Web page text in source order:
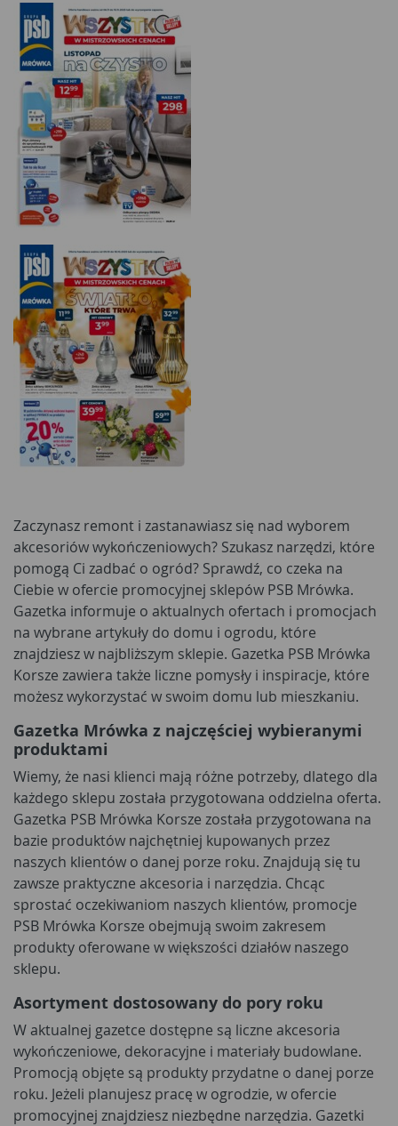
Zaczynasz remont i zastanawiasz się nad wyborem
akcesoriów wykończeniowych? Szukasz narzędzi, które
pomogą Ci zadbać o ogród? Sprawdź, co czeka na
Ciebie w ofercie promocyjnej sklepów PSB Mrówka.
Gazetka informuje o aktualnych ofertach i promocjach
na wybrane artykuły do domu i ogrodu, które
znajdziesz w najbliższym sklepie. Gazetka PSB Mrówka
Korsze zawiera także liczne pomysły i inspiracje, które
możesz wykorzystać w swoim domu lub mieszkaniu.
Gazetka Mrówka z najczęściej wybieranymi
produktami
Wiemy, że nasi klienci mają różne potrzeby, dlatego dla
każdego sklepu została przygotowana oddzielna oferta.
Gazetka PSB Mrówka Korsze została przygotowana na
bazie produktów najchętniej kupowanych przez
naszych klientów o danej porze roku. Znajdują się tu
zawsze praktyczne akcesoria i narzędzia. Chcąc
sprostać oczekiwaniom naszych klientów, promocje
PSB Mrówka Korsze obejmują swoim zakresem
produkty oferowane w większości działów naszego
sklepu.
Asortyment dostosowany do pory roku
W aktualnej gazetce dostępne są liczne akcesoria
wykończeniowe, dekoracyjne i materiały budowlane.
Promocją objęte są produkty przydatne o danej porze
roku. Jeżeli planujesz pracę w ogrodzie, w ofercie
promocyjnej znajdziesz niezbędne narzędzia. Gazetki